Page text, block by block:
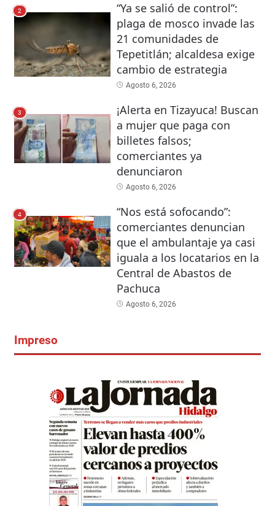
2
“Ya se salió de control”:
plaga de mosco invade las
21 comunidades de
Tepetitlán; alcaldesa exige
cambio de estrategia
Agosto 6, 2026
3
¡Alerta en Tizayuca! Buscan
a mujer que paga con
billetes falsos;
comerciantes ya
denunciaron
Agosto 6, 2026
4
“Nos está sofocando”:
comerciantes denuncian
que el ambulantaje ya casi
iguala a los locatarios en la
Central de Abastos de
Pachuca
Agosto 6, 2026
Impreso